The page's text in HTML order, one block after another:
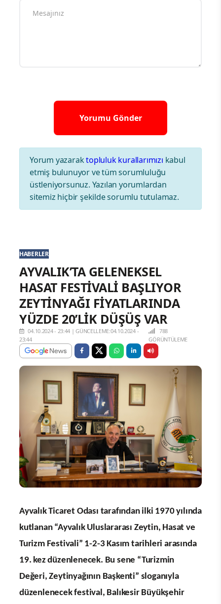
Yorum yazaraktopluluk kurallarımızı kabul
etmiş bulunuyor ve tüm sorumluluğu
üstleniyorsunuz. Yazılan yorumlardan
sitemiz hiçbir şekilde sorumlu tutulamaz.
HABERLER
AYVALIK’TA GELENEKSEL
HASAT FESTİVALİ BAŞLIYOR
ZEYTİNYAĞI FİYATLARINDA
YÜZDE 20’LİK DÜŞÜŞ VAR
04.10.2024 - 23:44 |GÜNCELLEME:04.10.2024 -
23:44
788
GÖRÜNTÜLEME
Ayvalık Ticaret Odası tarafından ilki 1970 yılında
kutlanan “Ayvalık Uluslararası Zeytin, Hasat ve
Turizm Festivali” 1-2-3 Kasım tarihleri arasında
19. kez düzenlenecek. Bu sene “Turizmin
Değeri, Zeytinyağının Başkenti” sloganıyla
düzenlenecek festival, Balıkesir Büyükşehir